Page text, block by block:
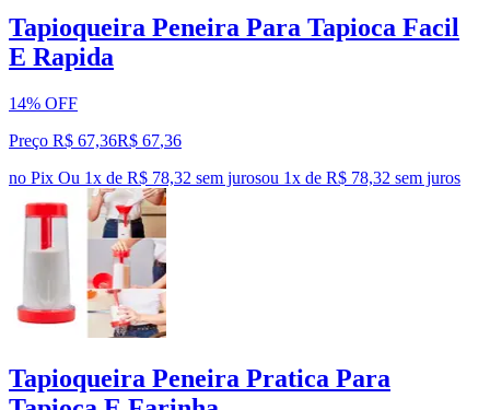
Tapioqueira Peneira Para Tapioca Facil
E Rapida
14% OFF
Preço R$ 67,36R$ 67,36
no Pix Ou 1x de R$ 78,32 sem jurosou 1x de R$ 78,32 sem juros
Tapioqueira Peneira Pratica Para